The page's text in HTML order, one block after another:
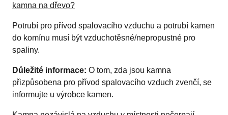
kamna na dřevo?
Potrubí pro přívod spalovacího vzduchu a potrubí kamen
do komínu musí být vzduchotěsné/nepropustné pro
spaliny.
Důležité informace: O tom, zda jsou kamna
přizpůsobena pro přívod spalovacího vzduch zvenčí, se
informujte u výrobce kamen.